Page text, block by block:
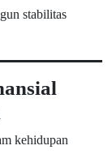
stabilitas
kehidupan